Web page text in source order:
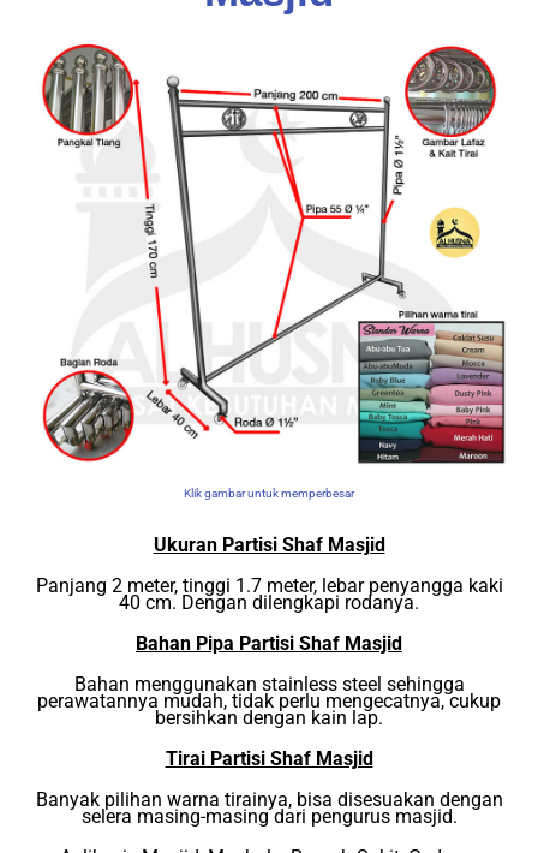
Klik gambar untuk memperbesar
Ukuran Partisi Shaf Masjid
Panjang 2 meter, tinggi 1.7 meter, lebar penyangga kaki
40 cm. Dengan dilengkapi rodanya.
Bahan Pipa Partisi Shaf Masjid
Bahan menggunakan stainless steel sehingga
perawatannya mudah, tidak perlu mengecatnya, cukup
bersihkan dengan kain lap.
Tirai Partisi Shaf Masjid
Banyak pilihan warna tirainya, bisa disesuakan dengan
selera masing-masing dari pengurus masjid.